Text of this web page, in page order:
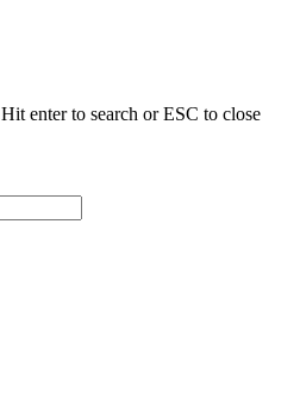
Hit enter to search or ESC to close